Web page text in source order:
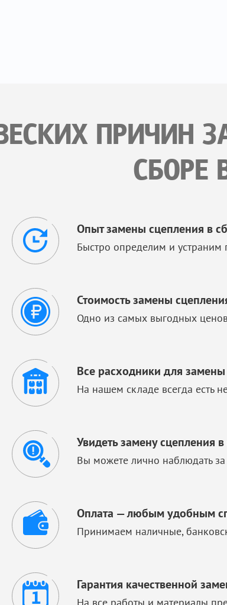
ПРИЧИН
СБОРЕ
Опыт замены сцепления в
Быстро определим и устраним
Стоимость замены
Одно из самых выгодных
Все расходники для
На нашем складе всегда есть
Увидеть замену сцепления
Вы можете лично наблюдать
Оплата — любым удобным
Принимаем наличные,
Гарантия качественной